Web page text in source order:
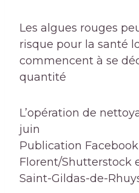
Les algues rouges
risque pour la santé
commencent à se
quantité
L’opération de
juin
Publication
Florent/Shutterstock
Saint-Gildas-de-